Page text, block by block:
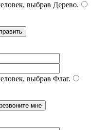
выбрав Дерево.
выбрав Флаг.